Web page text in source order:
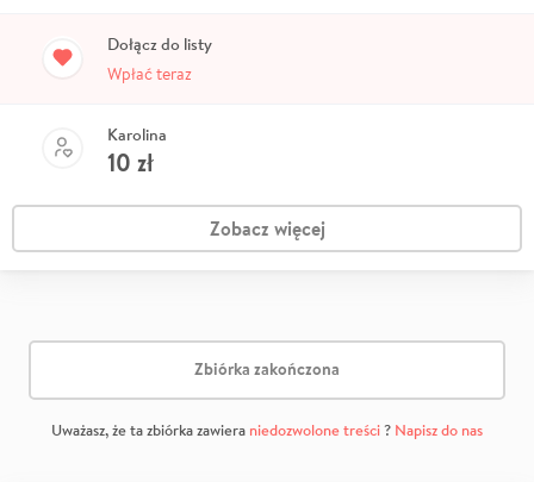
Dołącz do listy
Wpłać teraz
Karolina
10 zł
Zobacz więcej
Zbiórka zakończona
Uważasz, że ta zbiórka zawiera niedozwolone treści? Napisz do nas